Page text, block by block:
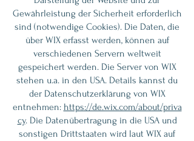
Gewährleistung der Sicherheit erforderlich
sind (notwendige Cookies). Die Daten, die
über WIX erfasst werden, können auf
verschiedenen Servern weltweit
gespeichert werden. Die Server von WIX
stehen u.a. in den USA. Details kannst du
der Datenschutzerklärung von WIX
entnehmen: https://de.wix.com/about/priva
cy. Die Datenübertragung in die USA und
sonstigen Drittstaaten wird laut WIX auf